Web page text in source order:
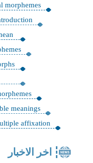
morphemes
meanings
affixation
اخر الاخبار